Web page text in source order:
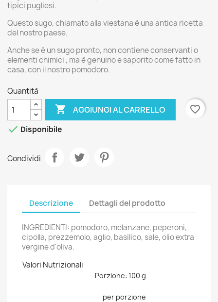
tipici pugliesi.
Questo sugo, chiamato alla viestana è una antica ricetta
del nostro paese.
Anche se è un sugo pronto, non contiene conservanti o
elementi chimici , ma è genuino e saporito come fatto in
casa, con il nostro pomodoro.
Quantità
 AGGIUNGI AL CARRELLO
favorite_border
 Disponibile
Condividi
Descrizione Dettagli del prodotto
INGREDIENTI: pomodoro, melanzane, peperoni,
cipolla, prezzemolo, aglio, basilico, sale, olio extra
vergine d'oliva.
Valori Nutrizionali
Porzione: 100 g
per porzione